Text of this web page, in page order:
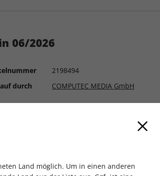
06/2026
2198494
durch
COMPUTEC MEDIA GmbH
Land möglich. Um in einen anderen